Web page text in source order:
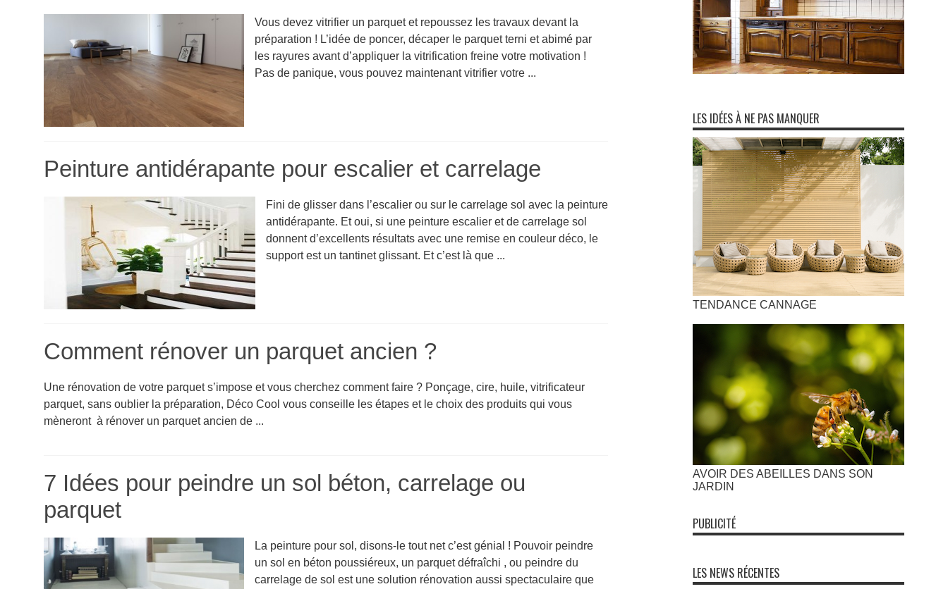
Vous devez vitrifier un parquet et repoussez les travaux devant la
préparation ! L’idée de poncer, décaper le parquet terni et abimé par
les rayures avant d’appliquer la vitrification freine votre motivation !
Pas de panique, vous pouvez maintenant vitrifier votre ...
Peinture antidérapante pour escalier et carrelage
Fini de glisser dans l’escalier ou sur le carrelage sol avec la peinture
antidérapante. Et oui, si une peinture escalier et de carrelage sol
donnent d’excellents résultats avec une remise en couleur déco, le
support est un tantinet glissant. Et c’est là que ...
Comment rénover un parquet ancien ?
Une rénovation de votre parquet s’impose et vous cherchez comment faire ? Ponçage, cire, huile, vitrificateur
parquet, sans oublier la préparation, Déco Cool vous conseille les étapes et le choix des produits qui vous
mèneront à rénover un parquet ancien de ...
7 Idées pour peindre un sol béton, carrelage ou
parquet
La peinture pour sol, disons-le tout net c’est génial ! Pouvoir peindre
un sol en béton poussiéreux, un parquet défraîchi , ou peindre du
carrelage de sol est une solution rénovation aussi spectaculaire que
LES IDÉES À NE PAS MANQUER
TENDANCE CANNAGE
AVOIR DES ABEILLES DANS SON
JARDIN
PUBLICITÉ
LES NEWS RÉCENTES